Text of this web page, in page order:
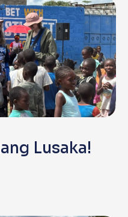
Lusaka!